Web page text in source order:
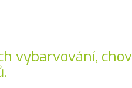
vybarvování,